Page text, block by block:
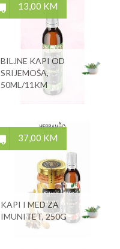
13,00 KM
BILJNE KAPI OD
SRIJEMOŠA,
50ML/11KM
37,00 KM
KAPI I MED ZA
IMUNITET, 250G